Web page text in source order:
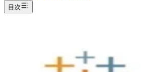
目次